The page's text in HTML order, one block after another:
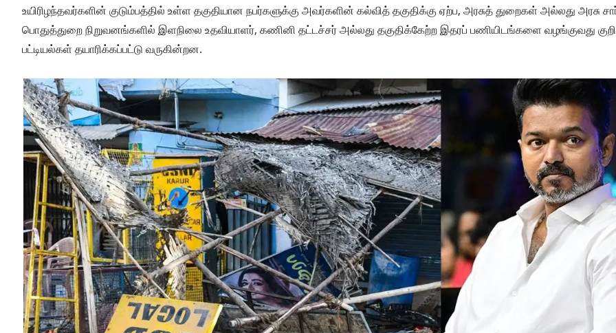
உயிரிழந்தவர்களின் குடும்பத்தில் உள்ள தகுதியான நபர்களுக்கு அவர்களின் கல்வித் தகுதிக்கு ஏற்ப, அரசுத் துறைகள் அல்லது அரசு
பொதுத்துறை நிறுவனங்களில் இளநிலை உதவியாளர், கணினி தட்டச்சர் அல்லது தகுதிக்கேற்ற இதரப் பணியிடங்களை வழங்குவது
பட்டியல்கள் தயாரிக்கப்பட்டு வருகின்றன.